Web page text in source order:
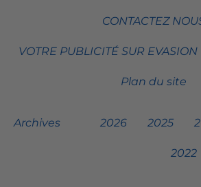
CONTACTEZ
VOTRE PUBLICITÉ SUR EVASION
Plan du site
Archives 2026 2025
2022